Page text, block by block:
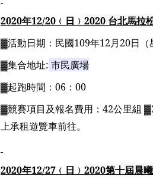
2020年12/20 ﹙日﹚ 2020 台北馬拉
▓活動日期： 民國109年12月20日
▓集合地址: 市民廣場
▓起跑時間： 06 ： 00
▓競賽項目及報名費用 ： 42公里組
上承租遊覽車前往。
2020年12/27 ﹙日﹚ 2020第十屆晨